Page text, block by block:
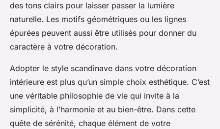
des tons clairs pour laisser passer la lumière
naturelle. Les motifs géométriques ou les lignes
épurées peuvent aussi être utilisés pour donner du
caractère à votre décoration.
Adopter le style scandinave dans votre décoration
intérieure est plus qu’un simple choix esthétique. C’est
une véritable philosophie de vie qui invite à la
simplicité, à l’harmonie et au bien-être. Dans cette
quête de sérénité, chaque élément de votre